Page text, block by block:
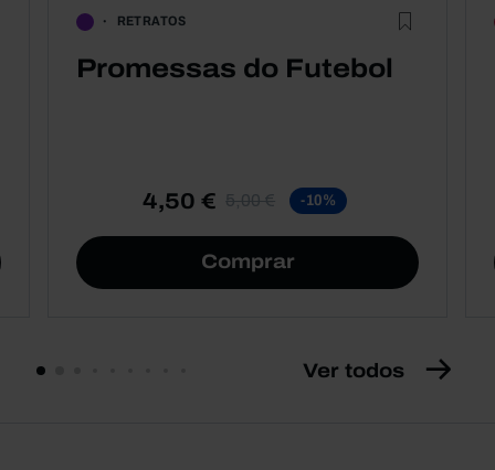
RETRATOS
Promessas do Futebol
4,50 € 5,00 € -10%
Comprar
Ver todos